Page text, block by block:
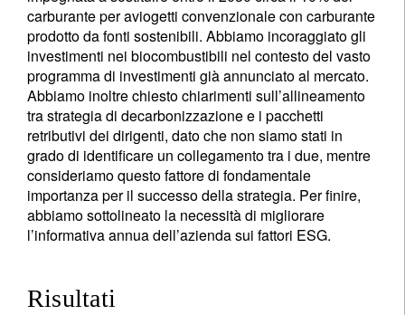
carburante per aviogetti convenzionale con carburante
prodotto da fonti sostenibili. Abbiamo incoraggiato gli
investimenti nei biocombustibili nel contesto del vasto
programma di investimenti già annunciato al mercato.
Abbiamo inoltre chiesto chiarimenti sull’allineamento
tra strategia di decarbonizzazione e i pacchetti
retributivi dei dirigenti, dato che non siamo stati in
grado di identificare un collegamento tra i due, mentre
consideriamo questo fattore di fondamentale
importanza per il successo della strategia. Per finire,
abbiamo sottolineato la necessità di migliorare
l’informativa annua dell’azienda sui fattori ESG.
Risultati